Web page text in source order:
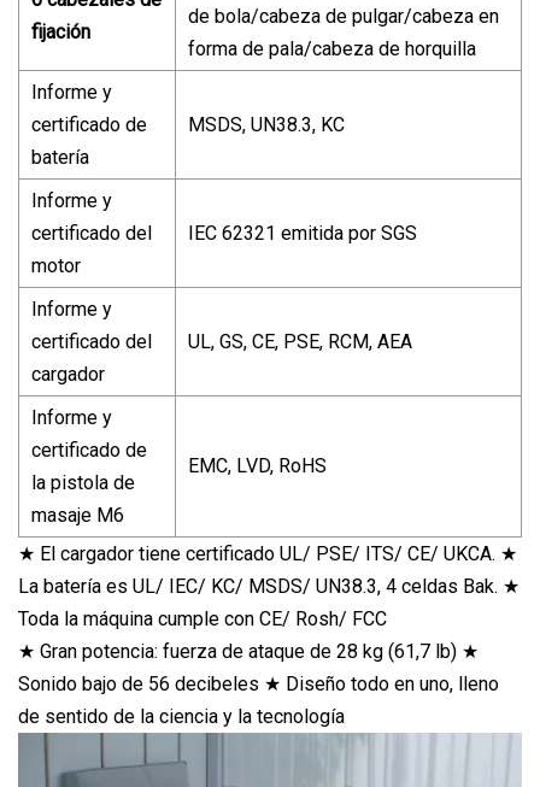
fijación
de bola/cabeza de pulgar/cabeza en
forma de pala/cabeza de horquilla
Informe y
certificado de
batería
MSDS, UN38.3, KC
Informe y
certificado del
motor
IEC 62321 emitida por SGS
Informe y
certificado del
cargador
UL, GS, CE, PSE, RCM, AEA
Informe y
certificado de
la pistola de
masaje M6
EMC, LVD, RoHS
★ El cargador tiene certificado UL/ PSE/ ITS/ CE/ UKCA. ★
La batería es UL/ IEC/ KC/ MSDS/ UN38.3, 4 celdas Bak. ★
Toda la máquina cumple con CE/ Rosh/ FCC
★ Gran potencia: fuerza de ataque de 28 kg (61,7 lb) ★
Sonido bajo de 56 decibeles ★ Diseño todo en uno, lleno
de sentido de la ciencia y la tecnología